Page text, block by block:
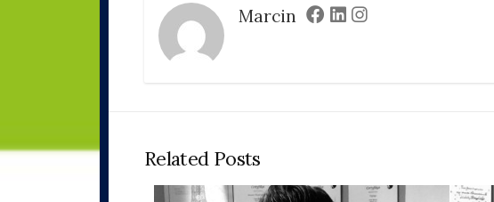
Marcin FacebookLinkedin
Instagram
Related Posts